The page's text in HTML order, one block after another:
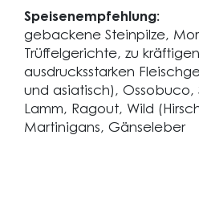
Speisenempfehlung:
gebackene Steinpilze,
Trüffelgerichte, zu
ausdrucksstarken
und asiatisch), Ossobuco,
Lamm, Ragout, Wild
Martinigans, Gänseleber